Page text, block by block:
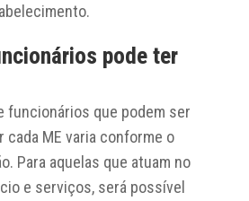
pode ter
funcionários que podem ser
cada ME varia conforme o
Para aquelas que atuam no
e serviços, será possível